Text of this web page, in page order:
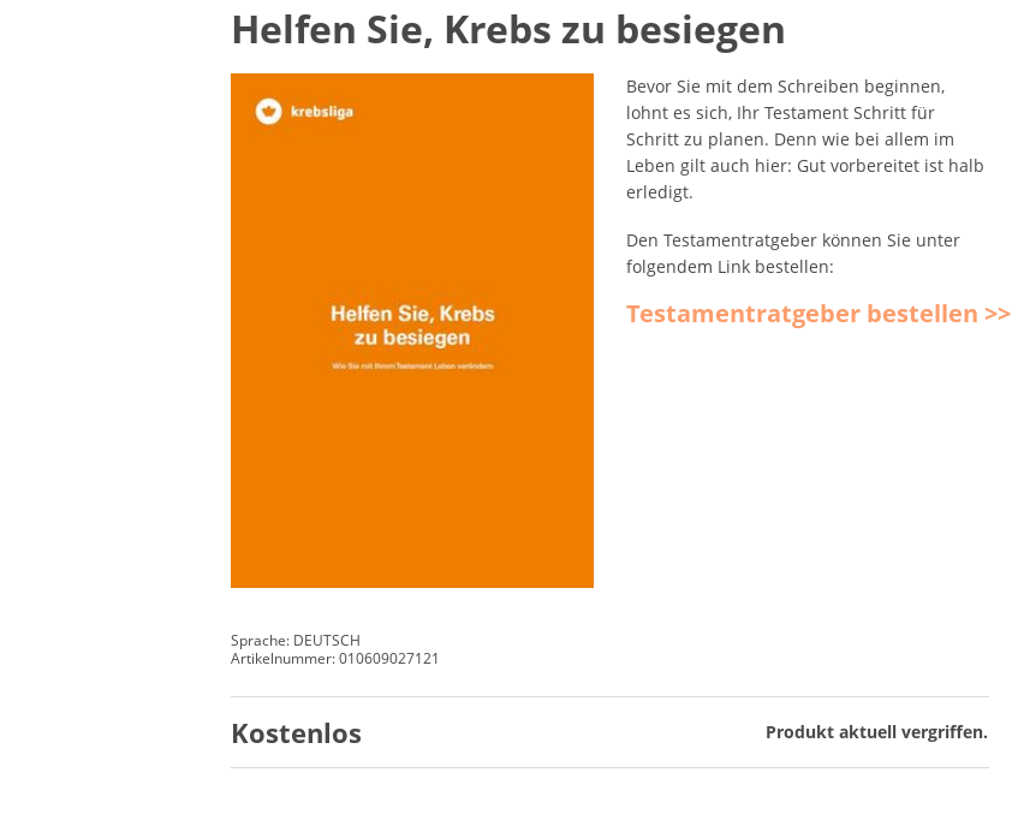
Hel­fen Sie, Krebs zu be­sie­gen
Bevor Sie mit dem Schreiben beginnen,
lohnt es sich, Ihr Testament Schritt für
Schritt zu planen. Denn wie bei allem im
Leben gilt auch hier: Gut vorbereitet ist halb
erledigt.
Den Testamentratgeber können Sie unter
folgendem Link bestellen:
Testamentratgeber bestellen >>
Sprache: DEUTSCH
Artikelnummer: 010609027121
Kostenlos Produkt aktuell vergriffen.